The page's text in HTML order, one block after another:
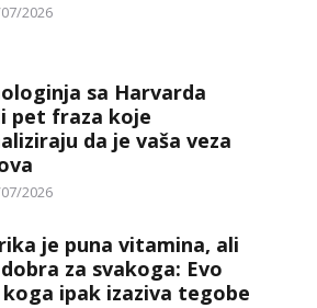
2026
sa Harvarda
pet fraza koje
da je vaša veza
2026
je puna vitamina, ali
za svakoga: Evo
ipak izaziva tegobe